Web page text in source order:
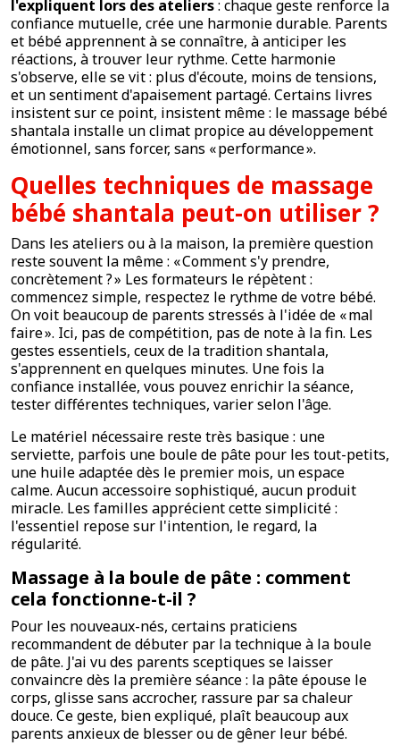
l'expliquent lors des ateliers: chaque geste renforce la
confiance mutuelle, crée une harmonie durable. Parents
et bébé apprennent à se connaître, à anticiper les
réactions, à trouver leur rythme. Cette harmonie
s'observe, elle se vit : plus d'écoute, moins de tensions,
et un sentiment d'apaisement partagé. Certains livres
insistent sur ce point, insistent même : le massage bébé
shantala installe un climat propice au développement
émotionnel, sans forcer, sans « performance ».
Quelles techniques de massage
bébé shantala peut-on utiliser ?
Dans les ateliers ou à la maison, la première question
reste souvent la même : « Comment s'y prendre,
concrètement ? » Les formateurs le répètent :
commencez simple, respectez le rythme de votre bébé.
On voit beaucoup de parents stressés à l'idée de « mal
faire ». Ici, pas de compétition, pas de note à la fin. Les
gestes essentiels, ceux de la tradition shantala,
s'apprennent en quelques minutes. Une fois la
confiance installée, vous pouvez enrichir la séance,
tester différentes techniques, varier selon l'âge.
Le matériel nécessaire reste très basique : une
serviette, parfois une boule de pâte pour les tout-petits,
une huile adaptée dès le premier mois, un espace
calme. Aucun accessoire sophistiqué, aucun produit
miracle. Les familles apprécient cette simplicité :
l'essentiel repose sur l'intention, le regard, la
régularité.
Massage à la boule de pâte : comment
cela fonctionne-t-il ?
Pour les nouveaux-nés, certains praticiens
recommandent de débuter par la technique à la boule
de pâte. J'ai vu des parents sceptiques se laisser
convaincre dès la première séance : la pâte épouse le
corps, glisse sans accrocher, rassure par sa chaleur
douce. Ce geste, bien expliqué, plaît beaucoup aux
parents anxieux de blesser ou de gêner leur bébé.